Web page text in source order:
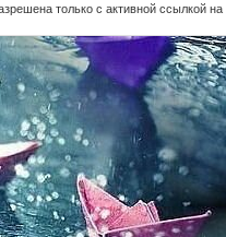
только с активной ссылкой